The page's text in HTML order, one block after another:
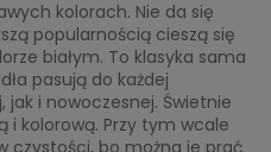
kolorach. Nie da się
popularnością cieszą się
białym. To klasyka sama
pasują do każdej
i nowoczesnej. Świetnie
i kolorową. Przy tym wcale
czystości, bo można je prać